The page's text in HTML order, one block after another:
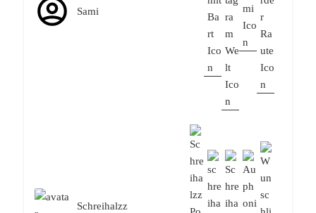
Sami
Schreihalzz